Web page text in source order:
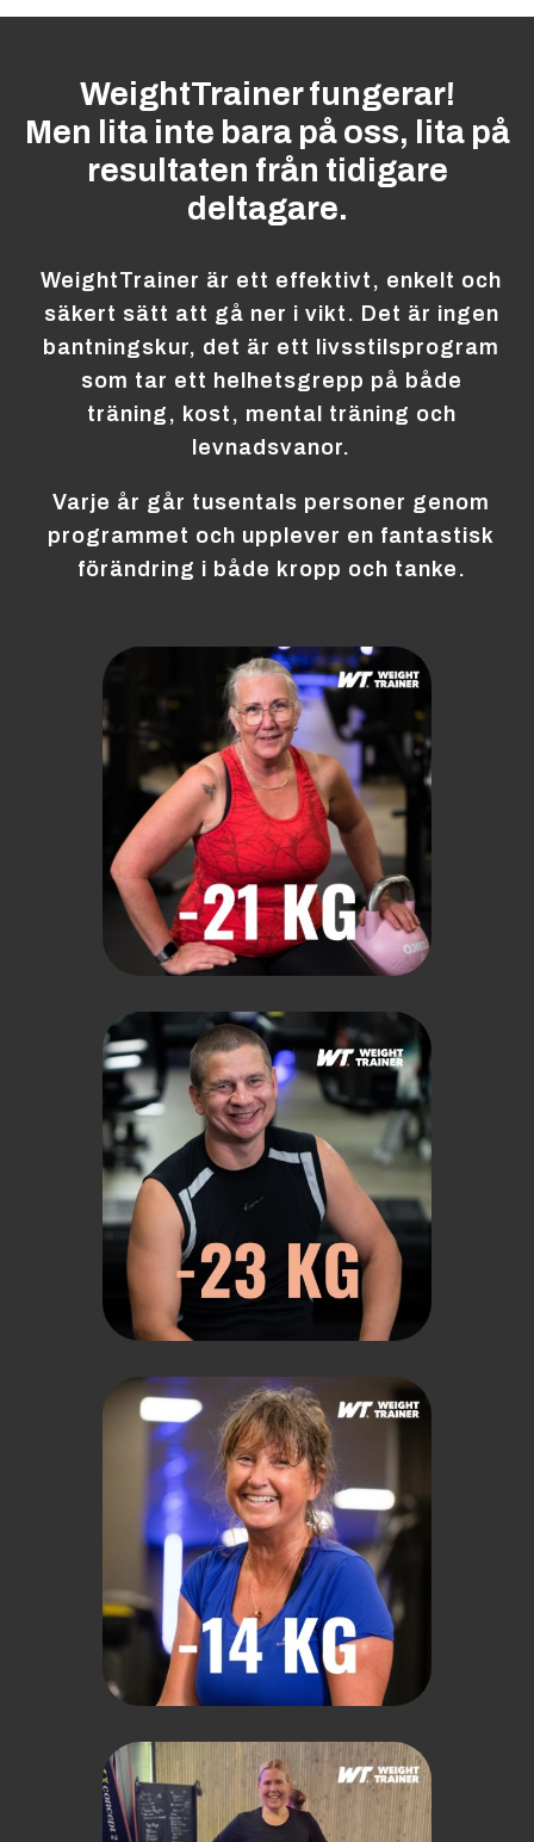
WeightTrainer fungerar!
Men lita inte bara på oss, lita på
resultaten från tidigare
deltagare.
WeightTrainer är ett effektivt, enkelt och
säkert sätt att gå ner i vikt. Det är ingen
bantningskur, det är ett livsstilsprogram
som tar ett helhetsgrepp på både
träning, kost, mental träning och
levnadsvanor.
Varje år går tusentals personer genom
programmet och upplever en fantastisk
förändring i både kropp och tanke.